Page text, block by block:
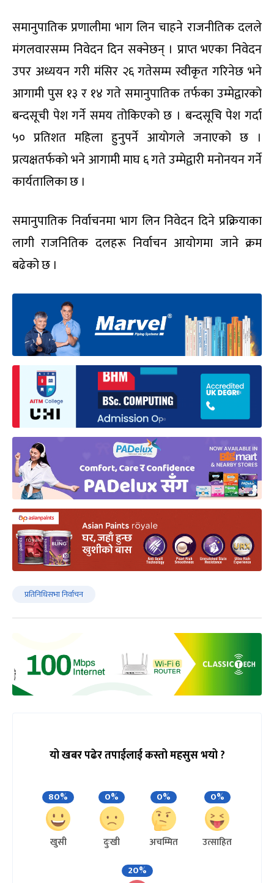
समानुपातिक प्रणालीमा भाग लिन चाहने राजनीतिक दलले
मंगलवारसम्म निवेदन दिन सक्नेछन् । प्राप्त भएका निवेदन
उपर अध्ययन गरी मंसिर २६ गतेसम्म स्वीकृत गरिनेछ भने
आगामी पुस १३ र १४ गते समानुपातिक तर्फका उम्मेद्वारको
बन्दसूची पेश गर्ने समय तोकिएको छ । बन्दसूचि पेश गर्दा
५० प्रतिशत महिला हुनुपर्ने आयोगले जनाएको छ ।
प्रत्यक्षतर्फको भने आगामी माघ ६ गते उम्मेद्वारी मनोनयन गर्ने
कार्यतालिका छ ।
समानुपातिक निर्वाचनमा भाग लिन निवेदन दिने प्रक्रियाका
लागी राजनितिक दलहरू निर्वाचन आयोगमा जाने क्रम
बढेको छ ।
प्रतिनिधिसभा निर्वाचन
यो खबर पढेर तपाईलाई कस्तो महसुस भयो ?
80%
खुसी
0%
दुःखी
0%
अचम्मित
0%
उत्साहित
20%